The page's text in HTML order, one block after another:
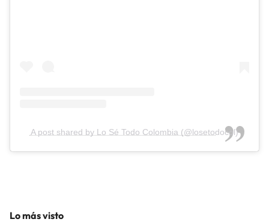
A post shared by Lo Sé Todo Colombia (@losetodocol)
Lo más visto